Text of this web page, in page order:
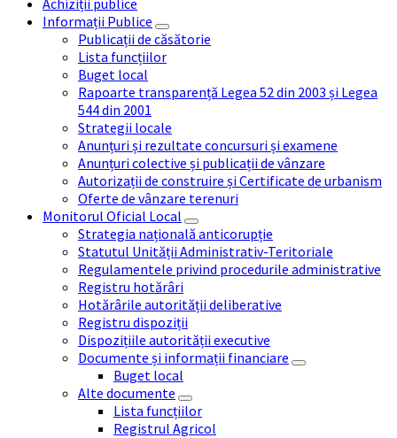
Achiziții publice
Informații Publice
Publicații de căsătorie
Lista funcțiilor
Buget local
Rapoarte transparență Legea 52 din 2003 și Legea
544 din 2001
Strategii locale
Anunțuri și rezultate concursuri și examene
Anunțuri colective și publicații de vânzare
Autorizații de construire și Certificate de urbanism
Oferte de vânzare terenuri
Monitorul Oficial Local
Strategia națională anticorupție
Statutul Unității Administrativ-Teritoriale
Regulamentele privind procedurile administrative
Registru hotărâri
Hotărârile autorității deliberative
Registru dispoziții
Dispozițiile autorității executive
Documente și informații financiare
Buget local
Alte documente
Lista funcțiilor
Registrul Agricol